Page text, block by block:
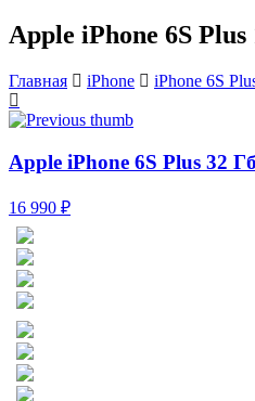
Apple iPhone 6S
Главная iPhone iPhone 6S
Apple iPhone 6S Plus 32
16 990 ₽